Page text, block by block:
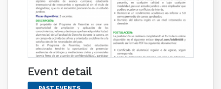
Event detail